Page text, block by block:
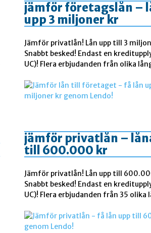
jämför företagslån –
upp 3 miljoner kr
Jämför privatlån! Lån upp till 3
Snabbt besked! Endast en
UC)! Flera erbjudanden från olika
jämför privatlån –
till 600.000 kr
Jämför privatlån! Lån upp till
Snabbt besked! Endast en
UC)! Flera erbjudanden från 35 olika